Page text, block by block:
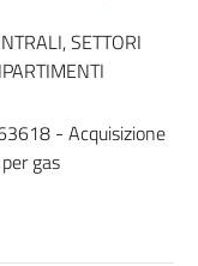
SETTORI
- Acquisizione
gas